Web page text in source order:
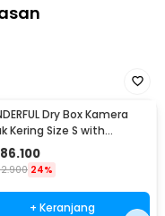
Dry Box Kamera
Kering Size S with
- DB-2820
24%
+ Keranjang